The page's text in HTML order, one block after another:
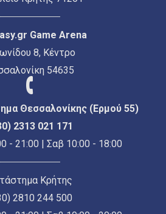
Game Arena
8, Κέντρο
54635
Θεσσαλονίκης (Ερμού 55)
2313 021 171
- 21:00 | Σαβ 10:00 - 18:00
Κρήτης
2810 244 500